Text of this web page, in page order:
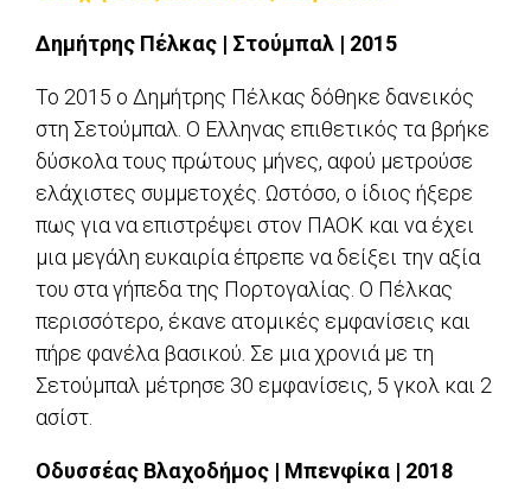
Δημήτρης Πέλκας | Στούμπαλ | 2015
To 2015 o Δημήτρης Πέλκας δόθηκε δανεικός
στη Σετούμπαλ. Ο Ελληνας επιθετικός τα βρήκε
δύσκολα τους πρώτους μήνες, αφού μετρούσε
ελάχιστες συμμετοχές. Ωστόσο, ο ίδιος ήξερε
πως για να επιστρέψει στον ΠΑΟΚ και να έχει
μια μεγάλη ευκαιρία έπρεπε να δείξει την αξία
του στα γήπεδα της Πορτογαλίας. Ο Πέλκας
περισσότερο, έκανε ατομικές εμφανίσεις και
πήρε φανέλα βασικού. Σε μια χρονιά με τη
Σετούμπαλ μέτρησε 30 εμφανίσεις, 5 γκολ και 2
ασίστ.
Οδυσσέας Βλαχοδήμος | Μπενφίκα | 2018